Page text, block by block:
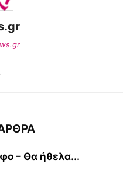
– Θα ήθελα...